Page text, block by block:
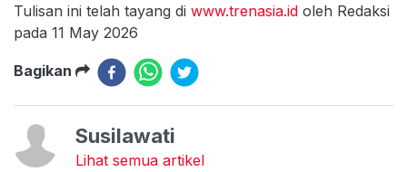
Tulisan ini telah tayang di www.trenasia.id oleh Redaksi
pada 11 May 2026
Bagikan
Susilawati
Lihat semua artikel